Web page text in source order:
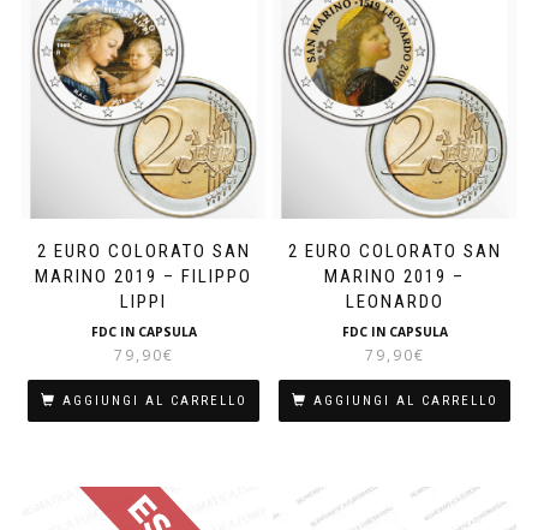
2 EURO COLORATO SAN
MARINO 2019 – FILIPPO
LIPPI
FDC IN CAPSULA
79,90€
AGGIUNGI AL CARRELLO
2 EURO COLORATO SAN
MARINO 2019 –
LEONARDO
FDC IN CAPSULA
79,90€
AGGIUNGI AL CARRELLO